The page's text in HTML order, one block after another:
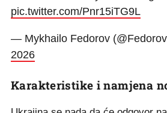
pic.twitter.com/Pnr15iTG9L
— Mykhailo Fedorov
2026
Karakteristike i namjena